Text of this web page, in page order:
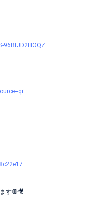
96BtJD2HOQZ
す🔴🎥